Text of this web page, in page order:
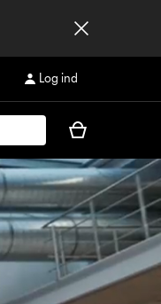
Log ind
Indkøbskurven
tom